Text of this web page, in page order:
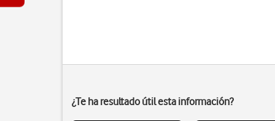
¿Te ha resultado útil esta información?